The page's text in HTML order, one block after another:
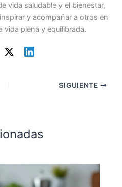
vida saludable y el bienestar,
y acompañar a otros en
vida plena y equilibrada.
SIGUIENTE